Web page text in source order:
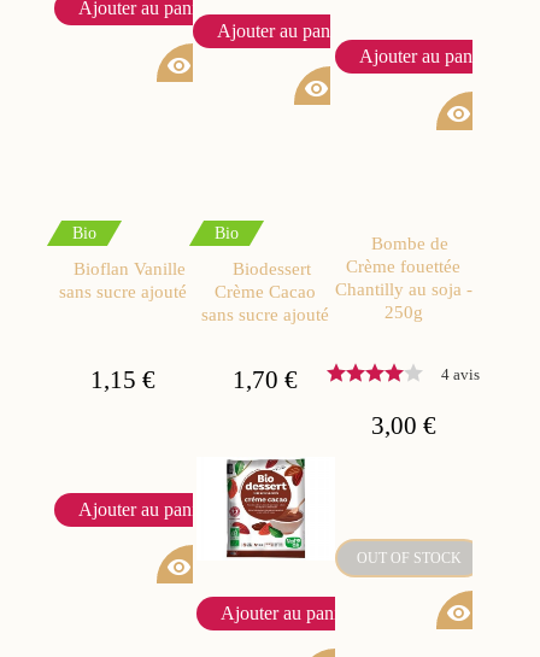
Ajouter au panier
visibility
Ajouter au panier
visibility
Ajouter au panier
visibility
Bio
Bioflan Vanille
sans sucre ajouté
1,15 €
Ajouter au panier
visibility
Bio
Biodessert
Crème Cacao
sans sucre ajouté
1,70 €
Ajouter au panier
Bombe de
Crème fouettée
Chantilly au soja -
250g
4 avis
3,00 €
OUT OF STOCK
visibility